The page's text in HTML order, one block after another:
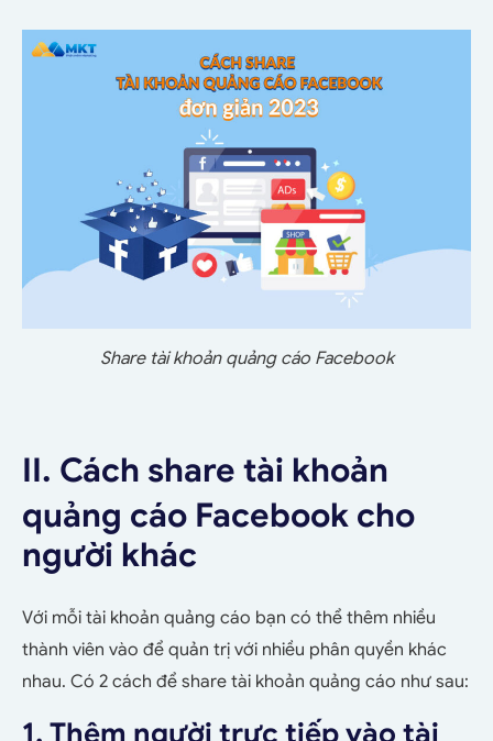
Share tài khoản quảng cáo Facebook
II. Cách share tài khoản
quảng cáo Facebook cho
người khác
Với mỗi tài khoản quảng cáo bạn có thể thêm nhiều
thành viên vào để quản trị với nhiều phân quyền khác
nhau. Có 2 cách để share tài khoản quảng cáo như sau:
1. Thêm người trực tiếp vào tài